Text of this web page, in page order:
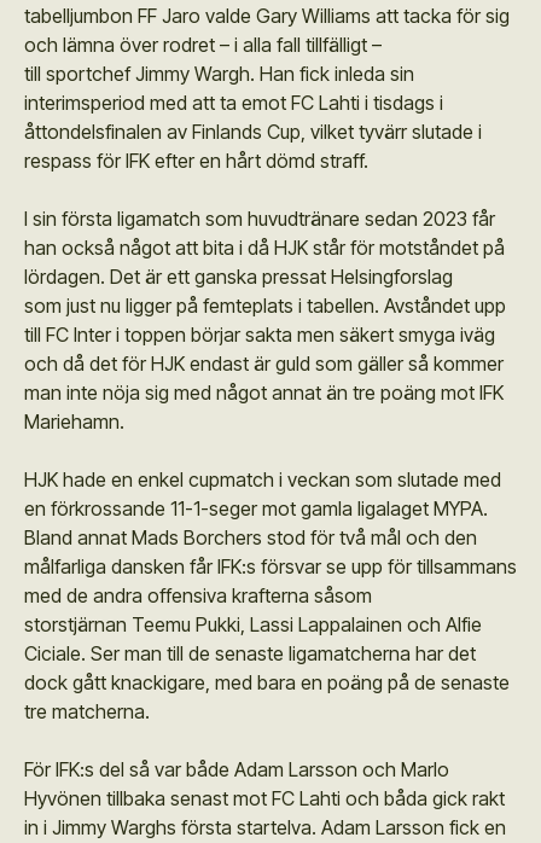
tabelljumbon FF Jaro valde Gary Williams att tacka för sig
och lämna över rodret – i alla fall tillfälligt –
till sportchef Jimmy Wargh. Han fick inleda sin
interimsperiod med att ta emot FC Lahti i tisdags i
åttondelsfinalen av Finlands Cup, vilket tyvärr slutade i
respass för IFK efter en hårt dömd straff.
I sin första ligamatch som huvudtränare sedan 2023 får
han också något att bita i då HJK står för motståndet på
lördagen. Det är ett ganska pressat Helsingforslag
som just nu ligger på femteplats i tabellen. Avståndet upp
till FC Inter i toppen börjar sakta men säkert smyga iväg
och då det för HJK endast är guld som gäller så kommer
man inte nöja sig med något annat än tre poäng mot IFK
Mariehamn.
HJK hade en enkel cupmatch i veckan som slutade med
en förkrossande 11-1-seger mot gamla ligalaget MYPA.
Bland annat Mads Borchers stod för två mål och den
målfarliga dansken får IFK:s försvar se upp för tillsammans
med de andra offensiva krafterna såsom
storstjärnan Teemu Pukki, Lassi Lappalainen och Alfie
Ciciale. Ser man till de senaste ligamatcherna har det
dock gått knackigare, med bara en poäng på de senaste
tre matcherna.
För IFK:s del så var både Adam Larsson och Marlo
Hyvönen tillbaka senast mot FC Lahti och båda gick rakt
in i Jimmy Warghs första startelva. Adam Larsson fick en